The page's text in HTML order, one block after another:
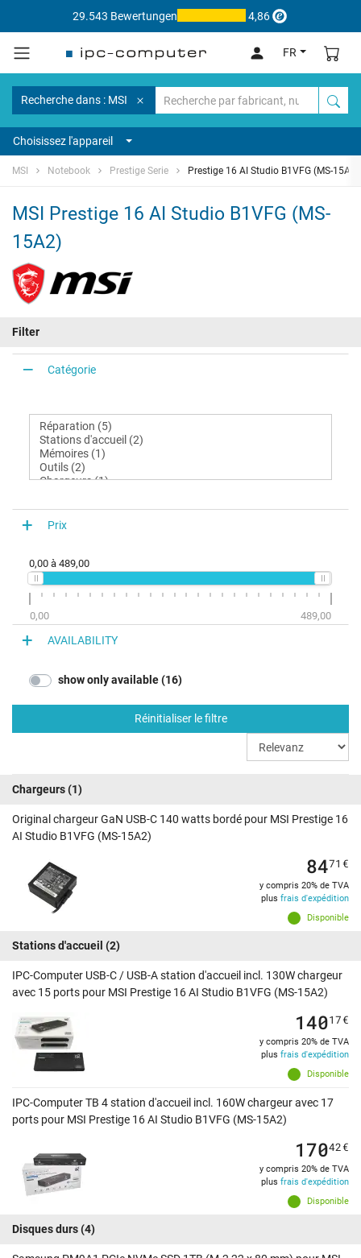
29.543 Bewertungen 4,86
FR
Recherche dans : MSI
Choisissez l'appareil
MSI Notebook Prestige Serie Prestige 16 AI Studio B1VFG (MS-15A2)
MSI Prestige 16 AI Studio B1VFG (MS-
15A2)
Filter
Catégorie
Prix
0,00 à 489,00
0,00 489,00
AVAILABILITY
show only available (16)
Réinitialiser le filtre
Chargeurs(1)
Original chargeur GaN USB-C 140 watts bordé pour MSI Prestige 16
AI Studio B1VFG (MS-15A2)
Disponible
8471 €
y compris 20% de TVA
plus frais d'expédition
Stations d'accueil (2)
IPC-Computer USB-C / USB-A station d'accueil incl. 130W chargeur
avec 15 ports pour MSI Prestige 16 AI Studio B1VFG (MS-15A2)
Disponible
14017€
y compris 20% de TVA
plus frais d'expédition
IPC-Computer TB 4 station d'accueil incl. 160W chargeur avec 17
ports pour MSI Prestige 16 AI Studio B1VFG (MS-15A2)
Disponible
17042€
y compris 20% de TVA
plus frais d'expédition
Disques durs(4)